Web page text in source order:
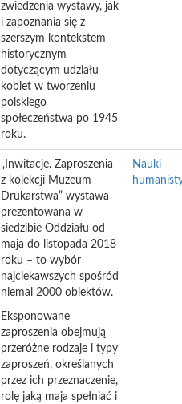
zwiedzenia wystawy, jak
i zapoznania się z
szerszym kontekstem
historycznym
dotyczącym udziału
kobiet w tworzeniu
polskiego
społeczeństwa po 1945
roku.
„Inwitacje. Zaproszenia
z kolekcji Muzeum
Drukarstwa” wystawa
prezentowana w
siedzibie Oddziału od
maja do listopada 2018
roku – to wybór
najciekawszych spośród
niemal 2000 obiektów.
Eksponowane
zaproszenia obejmują
przeróżne rodzaje i typy
zaproszeń, określanych
przez ich przeznaczenie,
rolę jaką maja spełniać i
Nauki